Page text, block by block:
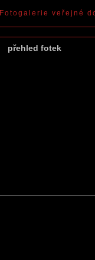
přehled fotek
Fotogalerie veřejné